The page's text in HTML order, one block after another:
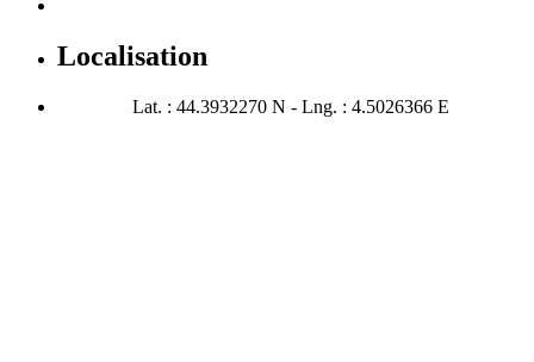
Localisation
Lat. : 44.3932270 N - Lng. : 4.5026366 E